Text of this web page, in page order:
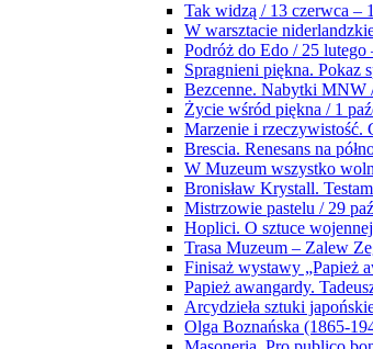
Tak widzą / 13 czerwca –
W warsztacie
Podróż do Edo / 25 lutego
Spragnieni piękna. Pokaz
Bezcenne. Nabytki MNW
Życie wśród piękna / 1
Marzenie i rzeczywistość.
Brescia. Renesans na
W Muzeum wszystko
Bronisław Krystall.
Mistrzowie pastelu / 29
Hoplici. O sztuce
Trasa Muzeum – Zalew
Finisaż wystawy „Papież
Papież awangardy.
Arcydzieła sztuki
Olga Boznańska (1865-